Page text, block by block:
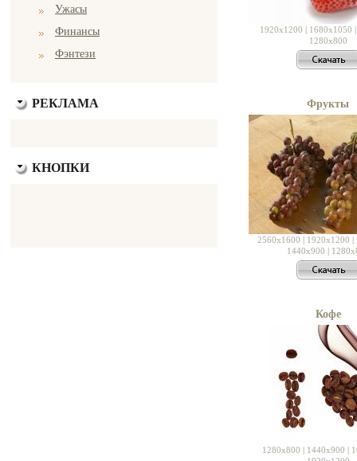
Ужасы
Финансы
Фэнтези
РЕКЛАМА
КНОПКИ
1920x1200 | 1680x1050
1280x800
Фрукты
2560x1600 | 1920x1200 |
1440x900 |
Кофе
1280x800 | 1440x900 |